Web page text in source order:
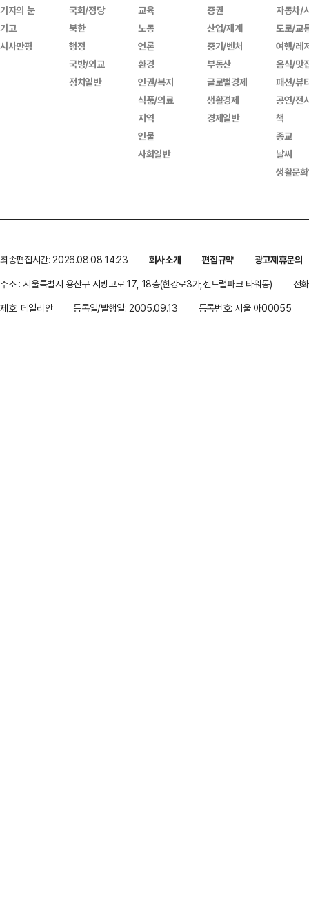
기자의 눈
기고
시사만평
국회/정당
북한
행정
국방/외교
정치일반
교육
노동
언론
환경
인권/복지
식품/의료
지역
인물
사회일반
증권
산업/재계
중기/벤처
부동산
글로벌경제
생활경제
경제일반
자동차/
도로/교
여행/레
음식/맛
패션/뷰
공연/전
책
종교
날씨
생활문
최종편집시간: 2026.08.08 14:23 회사소개 편집규약
광고제휴문의
주소 : 서울특별시 용산구 서빙고로 17, 18층(한강로3가,센트럴파크 타워동)
전
제호: 데일리안
등록일/발행일: 2005.09.13 등록번호: 서울 아00055